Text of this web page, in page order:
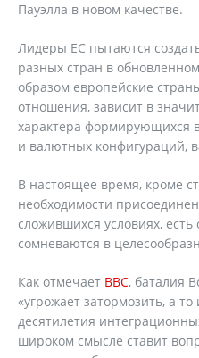
Пауэлла в новом качестве.
Лидеры ЕС пытаются
разных стран в
образом европейские
отношения, зависит в
характера формирующихся
и валютных конфигураций,
В настоящее время, кроме
необходимости
сложившихся условиях,
сомневаются в
Как отмечает ВВС, баталия
«угрожает затормозить, а
десятилетия
широком смысле ставит